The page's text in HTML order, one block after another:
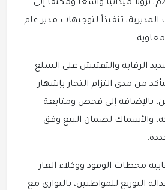
الخميس 09 يوليو 2026م، نزولاً ميدانياً واسعاً ومكثفاً إلى
تنفيذاً لتوجيهات مدير عام
الرقابة والتفتيش على السلع
من مدى التزام التجار بإشهار
بالإضافة إلى فحص ومتابعة
والأسماك لضمان البيع وفق
محطات الوقود ووكلاء الغاز
التوزيع للمواطنين، بالتوازي مع